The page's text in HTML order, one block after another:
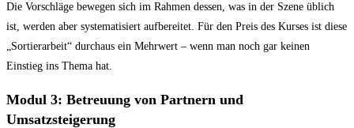
Die Vorschläge bewegen sich im Rahmen dessen, was in der Szene üblich
ist, werden aber systematisiert aufbereitet. Für den Preis des Kurses ist diese
„Sortierarbeit“ durchaus ein Mehrwert – wenn man noch gar keinen
Einstieg ins Thema hat.
Modul 3: Betreuung von Partnern und
Umsatzsteigerung